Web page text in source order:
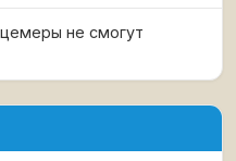
не смогут